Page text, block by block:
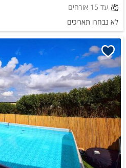
עד 15 אורחים
לא נבחרו תאריכים